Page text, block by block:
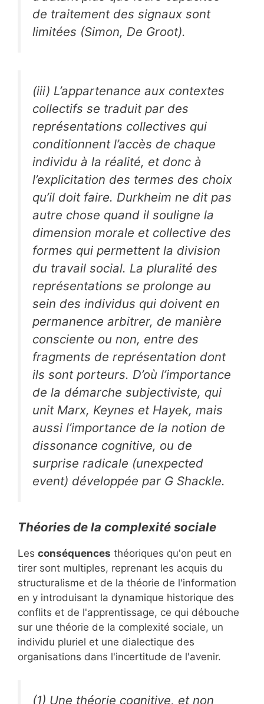
de traitement des signaux sont
limitées (Simon, De Groot).
(iii) L’appartenance aux contextes
collectifs se traduit par des
représentations collectives qui
conditionnent l’accès de chaque
individu à la réalité, et donc à
l’explicitation des termes des choix
qu’il doit faire. Durkheim ne dit pas
autre chose quand il souligne la
dimension morale et collective des
formes qui permettent la division
du travail social. La pluralité des
représentations se prolonge au
sein des individus qui doivent en
permanence arbitrer, de manière
consciente ou non, entre des
fragments de représentation dont
ils sont porteurs. D’où l’importance
de la démarche subjectiviste, qui
unit Marx, Keynes et Hayek, mais
aussi l’importance de la notion de
dissonance cognitive, ou de
surprise radicale (unexpected
event) développée par G Shackle.
Théories de la complexité sociale
Les conséquences théoriques qu'on peut en
tirer sont multiples, reprenant les acquis du
structuralisme et de la théorie de l'information
en y introduisant la dynamique historique des
conflits et de l'apprentissage, ce qui débouche
sur une théorie de la complexité sociale, un
individu pluriel et une dialectique des
organisations dans l'incertitude de l'avenir.
(1) Une théorie cognitive, et non